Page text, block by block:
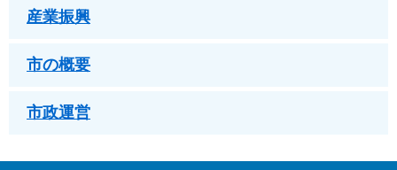
産業振興
市の概要
市政運営